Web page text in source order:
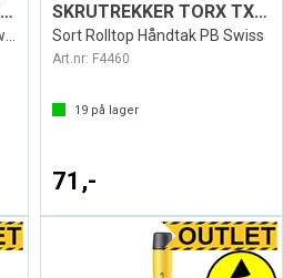
SKRUTREKKER TORX TX7 SWISS 407 SKRUTREKKER TORX TX7 ESD1124
Sort Rolltop Håndtak PB Swiss
Art.nr: F4460
19 på lager
71,-